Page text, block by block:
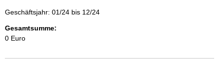
Geschäftsjahr: 01/24 bis 12/24
Gesamtsumme:
0 Euro